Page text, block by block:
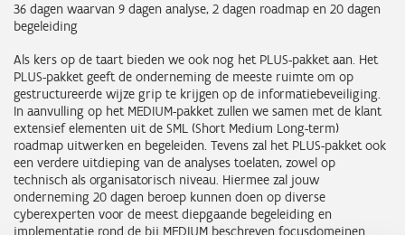
36 dagen waarvan 9 dagen analyse, 2 dagen roadmap en 20 dagen
begeleiding
Als kers op de taart bieden we ook nog het PLUS-pakket aan. Het
PLUS-pakket geeft de onderneming de meeste ruimte om op
gestructureerde wijze grip te krijgen op de informatiebeveiliging.
In aanvulling op het MEDIUM-pakket zullen we samen met de klant
extensief elementen uit de SML (Short Medium Long-term)
roadmap uitwerken en begeleiden. Tevens zal het PLUS-pakket ook
een verdere uitdieping van de analyses toelaten, zowel op
technisch als organisatorisch niveau. Hiermee zal jouw
onderneming 20 dagen beroep kunnen doen op diverse
cyberexperten voor de meest diepgaande begeleiding en
implementatie rond de bij MEDIUM beschreven focusdomeinen.